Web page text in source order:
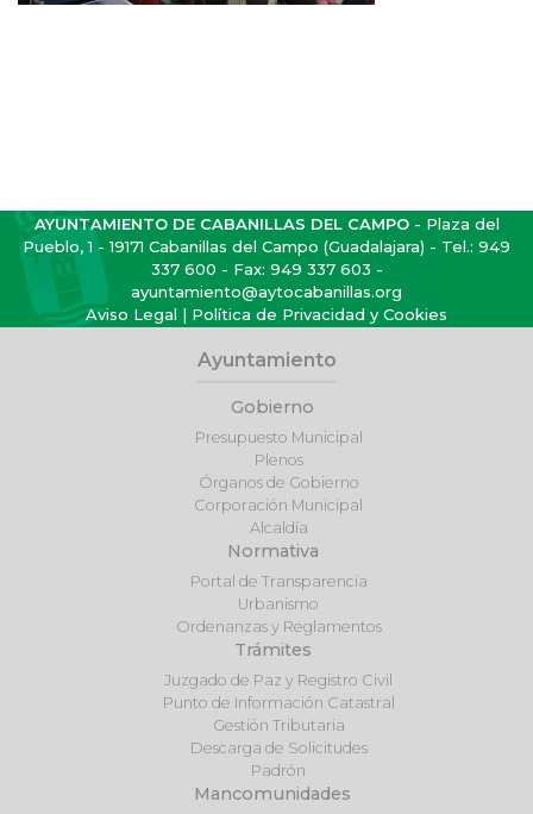
AYUNTAMIENTO DE CABANILLAS DEL CAMPO- Plaza del
Pueblo, 1 - 19171 Cabanillas del Campo (Guadalajara) - Tel.: 949
337 600 - Fax: 949 337 603 -
ayuntamiento@aytocabanillas.org
Aviso Legal | Política de Privacidad y Cookies
Ayuntamiento
Gobierno
Presupuesto Municipal
Plenos
Órganos de Gobierno
Corporación Municipal
Alcaldía
Normativa
Portal de Transparencia
Urbanismo
Ordenanzas y Reglamentos
Trámites
Juzgado de Paz y Registro Civil
Punto de Información Catastral
Gestión Tributaria
Descarga de Solicitudes
Padrón
Mancomunidades